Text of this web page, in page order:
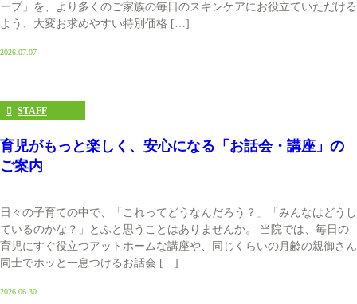
ープ」を、より多くのご家族の毎日のスキンケアにお役立ていただける
よう、大変お求めやすい特別価格 […]
2026.07.07
STAFF
育児がもっと楽しく、安心になる「お話会・講座」の
ご案内
日々の子育ての中で、「これってどうなんだろう？」「みんなはどうし
ているのかな？」とふと思うことはありませんか。 当院では、毎日の
育児にすぐ役立つアットホームな講座や、同じくらいの月齢の親御さん
同士でホッと一息つけるお話会 […]
2026.06.30